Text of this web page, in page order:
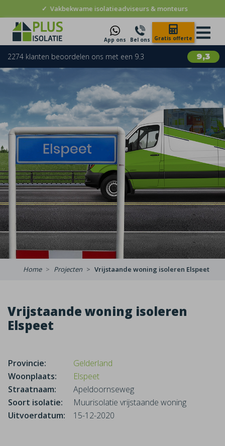
✓ Vakbekwame isolatieadviseurs & monteurs
App ons Bel ons Gratis offerte
9,3
2274 klanten beoordelen ons met een 9.3
Home Projecten Vrijstaande woning isoleren Elspeet
Vrijstaande woning isoleren
Elspeet
Provincie:
Gelderland
Woonplaats:
Elspeet
Straatnaam:
Apeldoornseweg
Soort isolatie:
Muurisolatie vrijstaande woning
Uitvoerdatum:
15-12-2020